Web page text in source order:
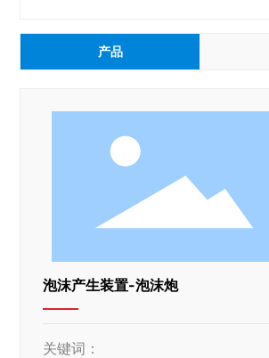
产品
泡沫产生装置-泡沫炮
关键词：